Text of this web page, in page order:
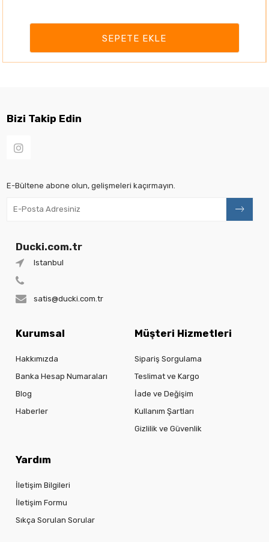
SEPETE EKLE
Ducki.com.tr
Istanbul
satis@ducki.com.tr
Kurumsal
Hakkımızda
Banka Hesap Numaraları
Blog
Haberler
Müşteri Hizmetleri
Sipariş Sorgulama
Teslimat ve Kargo
İade ve Değişim
Kullanım Şartları
Gizlilik ve Güvenlik
Yardım
İletişim Bilgileri
İletişim Formu
Sıkça Sorulan Sorular
Bizi Takip Edin
E-Bültene abone olun, gelişmeleri kaçırmayın.